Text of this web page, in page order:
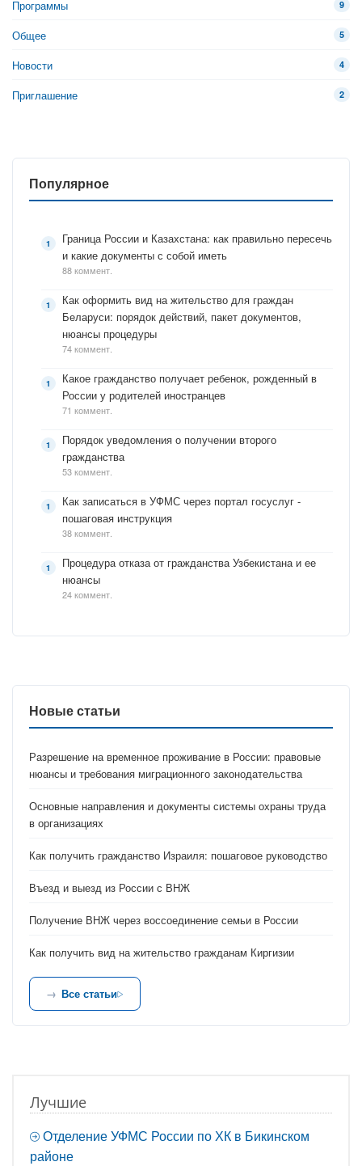
Программы 9
Общее 5
Новости 4
Приглашение 2
Популярное
Граница России и Казахстана: как правильно пересечь
и какие документы с собой иметь
88 коммент.
Как оформить вид на жительство для граждан
Беларуси: порядок действий, пакет документов,
нюансы процедуры
74 коммент.
Какое гражданство получает ребенок, рожденный в
России у родителей иностранцев
71 коммент.
Порядок уведомления о получении второго
гражданства
53 коммент.
Как записаться в УФМС через портал госуслуг -
пошаговая инструкция
38 коммент.
Процедура отказа от гражданства Узбекистана и ее
нюансы
24 коммент.
Новые статьи
Разрешение на временное проживание в России: правовые
нюансы и требования миграционного законодательства
Основные направления и документы системы охраны труда
в организациях
Как получить гражданство Израиля: пошаговое руководство
Въезд и выезд из России с ВНЖ
Получение ВНЖ через воссоединение семьи в России
Как получить вид на жительство гражданам Киргизии
Все статьи
Лучшие
Отделение УФМС России по ХК в Бикинском
районе